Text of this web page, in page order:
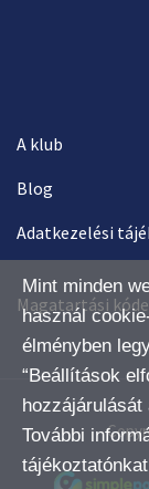
A klub
Blog
Adatkezelési
Magatartási
Mint minden
használ
élményben
“Beállítások
hozzájárulását
További
tájékoztatónkat